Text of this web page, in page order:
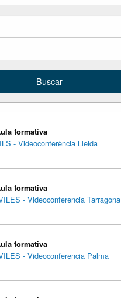
formativa
- Videoconferència Lleida
formativa
- Videoconferencia Tarragona
formativa
- Videoconferencia Palma